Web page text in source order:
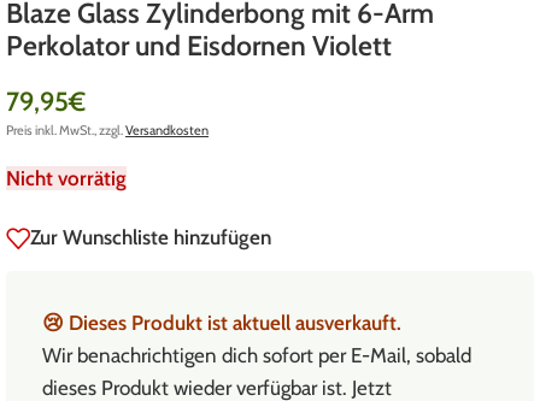
Blaze Glass Zylinderbong mit 6-Arm
Perkolator und Eisdornen Violett
79,95€
Preis inkl. MwSt., zzgl. Versandkosten
Nicht vorrätig
Zur Wunschliste hinzufügen
😢 Dieses Produkt ist aktuell ausverkauft.
Wir benachrichtigen dich sofort per E-Mail, sobald
dieses Produkt wieder verfügbar ist. Jetzt